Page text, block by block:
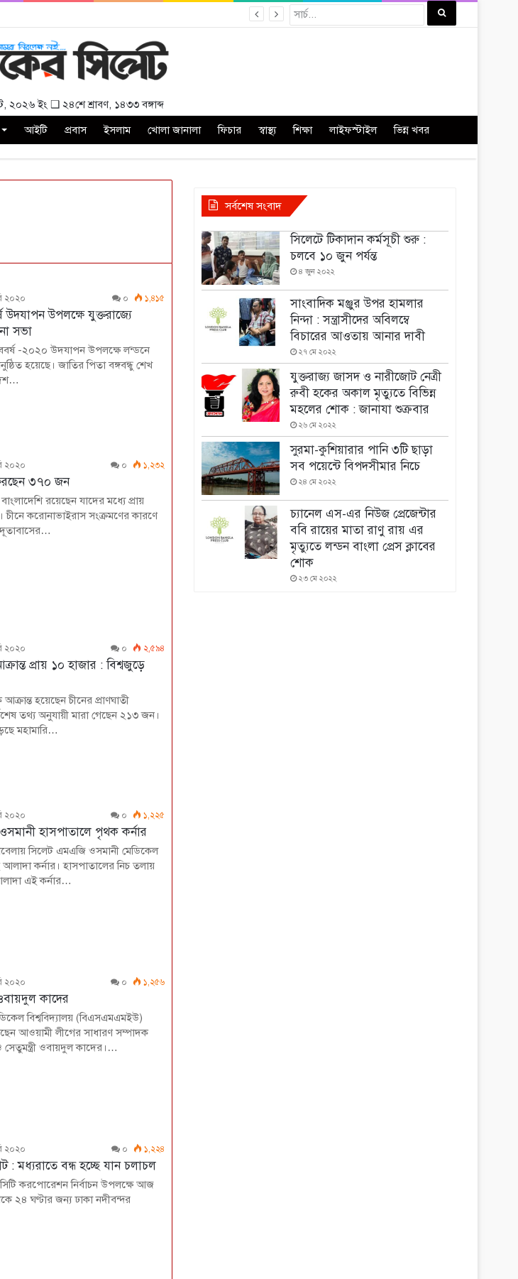
ইং ❑ ২৪শে শ্রাবণ, ১৪৩৩ বঙ্গাব্দ
আইটি প্রবাস ইসলাম খোলা জানালা ফিচার স্বাস্থ্য শিক্ষা লাইফস্টাইল ভিন্ন খবর
২০২০ ০ ১,৪১৫
উদযাপন উপলক্ষে যুক্তরাজ্যে
সভা
-২০২০ উদযাপন উপলক্ষে লন্ডনে
হয়েছে। জাতির পিতা বঙ্গবন্ধু শেখ
২০২০ ০ ১,২৩২
৩৭০ জন
রয়েছেন যাদের মধ্যে প্রায়
করোনাভাইরাস সংক্রমণের কারণে
২০২০ ০ ২,৫৯৪
প্রায় ১০ হাজার : বিশ্বজুড়ে
হয়েছেন চীনের প্রাণঘাতী
তথ্য অনুযায়ী মারা গেছেন ২১৩ জন।
মহামারি…
২০২০ ০ ১,২২৫
হাসপাতালে পৃথক কর্নার
সিলেট এমএজি ওসমানী মেডিকেল
কর্নার। হাসপাতালের নিচ তলায়
এই কর্নার…
২০২০ ০ ১,২৫৬
কাদের
বিশ্ববিদ্যালয় (বিএসএমএমইউ)
আওয়ামী লীগের সাধারণ সম্পাদক
ওবায়দুল কাদের।…
২০২০ ০ ১,২২৪
: মধ্যরাতে বন্ধ হচ্ছে যান চলাচল
সিটি করপোরেশন নির্বাচন উপলক্ষে আজ
২৪ ঘণ্টার জন্য ঢাকা নদীবন্দর
সর্বশেষ সংবাদ
সিলেটে টিকাদান কর্মসূচী শুরু :
চলবে ১০ জুন পর্যন্ত
৪ জুন ২০২২
সাংবাদিক মঞ্জুর উপর হামলার
নিন্দা : সন্ত্রাসীদের অবিলম্বে
বিচারের আওতায় আনার দাবী
২৭ মে ২০২২
যুক্তরাজ্য জাসদ ও নারীজোট নেত্রী
রুবী হকের অকাল মৃত্যুতে বিভিন্ন
মহলের শোক : জানাযা শুক্রবার
২৬ মে ২০২২
সুরমা-কুশিয়ারার পানি ৩টি ছাড়া
সব পয়েন্টে বিপদসীমার নিচে
২৪ মে ২০২২
চ্যানেল এস-এর নিউজ প্রেজেন্টার
ববি রায়ের মাতা রাণু রায় এর
মৃত্যুতে লন্ডন বাংলা প্রেস ক্লাবের
শোক
২৩ মে ২০২২